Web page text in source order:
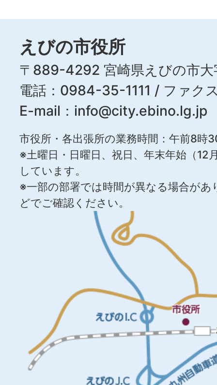
えびの市役所
〒889-4292 宮崎県えびの市大
電話：0984-35-1111 / ファ
E-mail： info@city.ebino.lg.jp
市役所・各出張所の業務時間：午前8時
※土曜日・日曜日、祝日、年末年始（12
しています。
※一部の部署では時間が異なる場合が
どでご確認ください。